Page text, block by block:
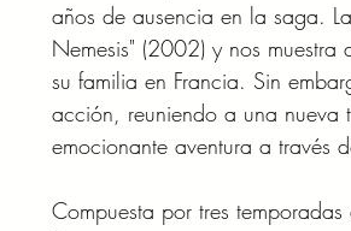
años de ausencia en la saga.
Nemesis" (2002) y nos
su familia en Francia. Sin
acción, reuniendo a una nueva
emocionante aventura a través
Compuesta por tres